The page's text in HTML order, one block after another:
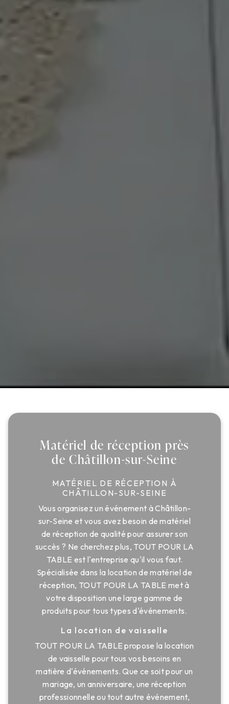
Matériel de réception près
de Châtillon-sur-Seine
MATÉRIEL DE RÉCEPTION À
CHÂTILLON-SUR-SEINE
Vous organisez un événement à Châtillon-
sur-Seine et vous avez besoin de matériel
de réception de qualité pour assurer son
succès ? Ne cherchez plus, TOUT POUR LA
TABLE est l'entreprise qu'il vous faut.
Spécialisée dans la location de matériel de
réception, TOUT POUR LA TABLE met à
votre disposition une large gamme de
produits pour tous types d'événements.
La location de vaisselle
TOUT POUR LA TABLE propose la location
de vaisselle pour tous vos besoins en
matière d'événements. Que ce soit pour un
mariage, un anniversaire, une réception
professionnelle ou tout autre événement,